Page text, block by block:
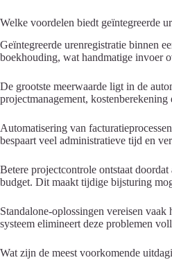
Welke voordelen biedt geïntegreerde
Geïntegreerde urenregistratie binnen
boekhouding, wat handmatige invoer
De grootste meerwaarde ligt in de
projectmanagement,
Automatisering van
bespaart veel administratieve tijd en
Betere projectcontrole ontstaat
budget. Dit maakt tijdige bijsturing
Standalone-oplossingen vereisen
systeem elimineert deze problemen
Wat zijn de meest voorkomende